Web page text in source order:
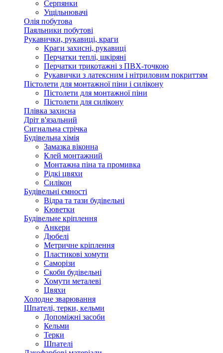
Серпянки
Ущільнювачі
Олія побутова
Паяльники побутові
Рукавички, рукавиці, краги
Краги захисні, рукавиці
Перчатки теплі, шкіряні
Перчатки трикотажні з ПВХ-точкою
Рукавички з латексним і нітриловим покриттям
Пістолети для монтажної піни і силікону
Пістолети для монтажної піни
Пістолети для силікону
Плівка захисна
Дріт в'язальний
Сигнальна стрічка
Будівельна хімія
Замазка віконна
Клей монтажний
Монтажна піна та промивка
Рідкі цвяхи
Силікон
Будівельні ємності
Відра та тази будівельні
Кюветки
Будівельне кріплення
Анкери
Дюбелі
Метричне кріплення
Пластикові хомути
Саморізи
Скоби будівельні
Хомути металеві
Цвяхи
Холодне зварювання
Шпателі, терки, кельми
Допоміжні засоби
Кельми
Терки
Шпателі